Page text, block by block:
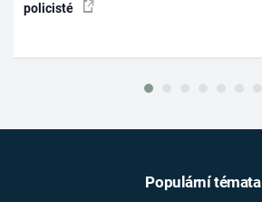
policisté
Populární témata